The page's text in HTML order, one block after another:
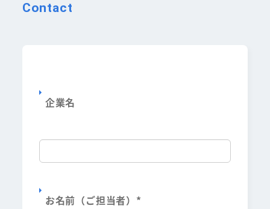
Contact
企業名
お名前（ご担当者） *